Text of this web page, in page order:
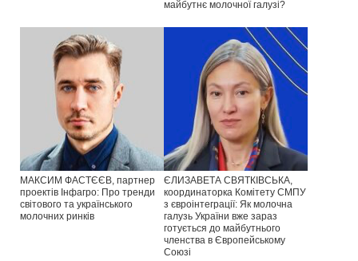
майбутнє молочної галузі?
МАКСИМ ФАСТЄЄВ, партнер
проектів Інфагро: Про тренди
світового та українського
молочних ринків
ЄЛИЗАВЕТА СВЯТКІВСЬКА,
координаторка Комітету СМПУ
з євроінтеграції: Як молочна
галузь України вже зараз
готується до майбутнього
членства в Європейському
Союзі